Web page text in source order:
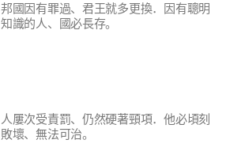
邦國因有罪過、君王就多更換．因有聰明
知識的人、國必長存。
人屢次受責罰、仍然硬著頸項．他必頃刻
敗壞、無法可治。